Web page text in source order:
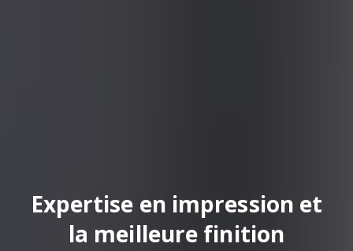
Expertise en impression et
la meilleure finition